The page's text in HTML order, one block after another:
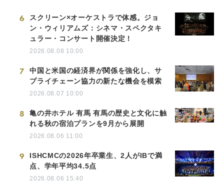
6
スクリーン×オーケストラで体感。ジョ
ン・ウィリアムズ：シネマ・スペクタキ
ュラー・コンサート開催決定！
2026.08.08 10:00
7
中国と米国の経済界が関係を強化し、サ
プライチェーン協力の新たな機会を模索
2026.08.07 10:00
8
亀の井ホテル 有馬 有馬の歴史と文化に触
れる秋の宿泊プランを9月から展開
2026.08.06 11:00
9
ISHCMCの2026年卒業生、2人がIBで満
点、学年平均34.5点
2026.08.06 15:40